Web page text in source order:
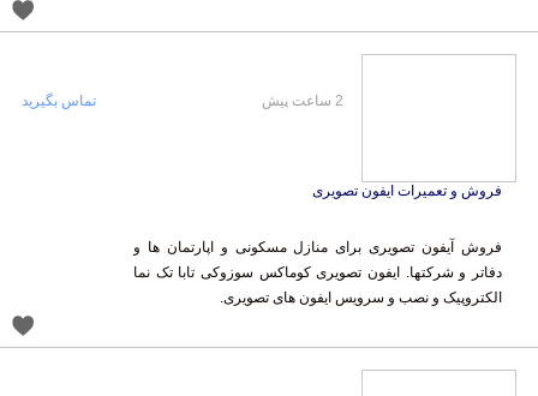
فروش و تعمیرات ایفون تصویری
فروش آیفون تصویری برای منازل مسکونی و اپارتمان ها و
دفاتر و شرکتها. ایفون تصویری کوماکس سوزوکی تابا تک نما
الکتروپیک و نصب و سرویس ایفون های تصویری.
تماس بگیرید